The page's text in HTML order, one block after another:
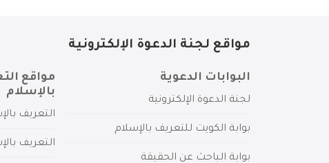
مواقع لجنة الدعوة الإلكترونية
البوابات الدعوية
لجنة الدعوة الإلكترونية
بوابة الكويت للتعريف بالإسلام
بوابة الباحث عن الحقيقة
مواقع
بالإسلام
التعريف
التعريف